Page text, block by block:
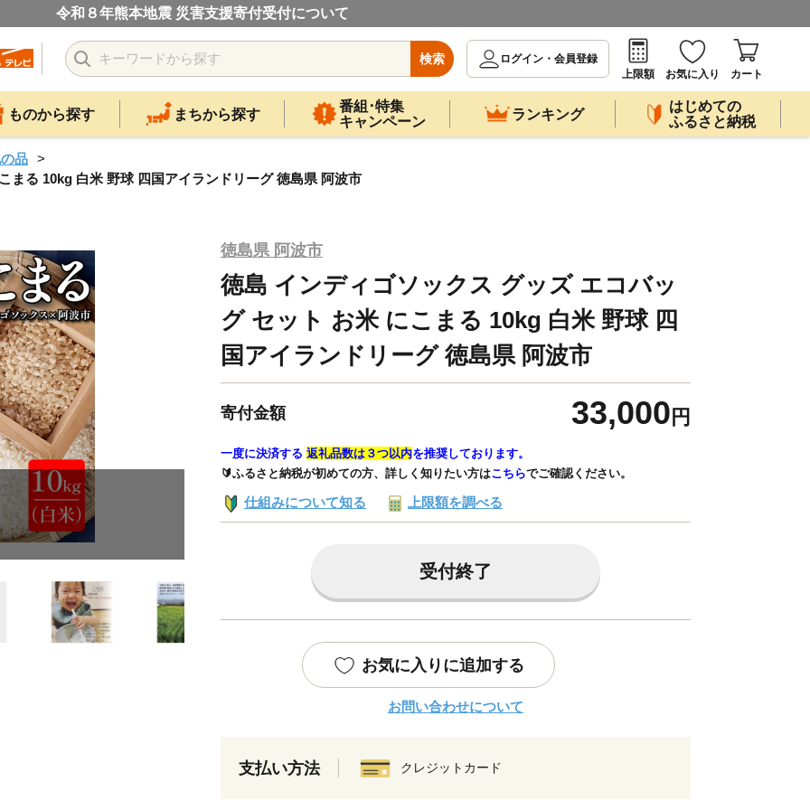
令和８年熊本地震 災害支援寄付受付について
検索
ログイン・会員登録
上限額
お気に入り カート
ものから探す まちから探す
番組･特集
キャンペーン
ランキング
はじめての
ふるさと納税
品
まる 10kg 白米 野球 四国アイランドリーグ 徳島県 阿波市
徳島県 阿波市
徳島 インディゴソックス グッズ エコバッ
グ セット お米 にこまる 10kg 白米 野球 四
国アイランドリーグ 徳島県 阿波市
寄付金額 33,000 円
一度に決済する 返礼品数は３つ以内を推奨しております。
🔰ふるさと納税が初めての方、詳しく知りたい方はこちらでご確認ください。
仕組みについて知る 上限額を調べる
受付終了
お気に入りに追加する
お問い合わせについて
支払い方法 クレジットカード